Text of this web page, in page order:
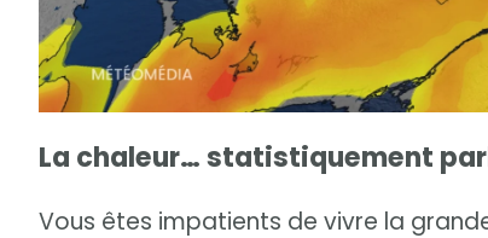
La chaleur… statistiquement
Vous êtes impatients de vivre la